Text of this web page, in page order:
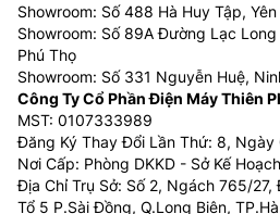
Tivi Samsung 32 inch
Tivi Samsung 32 inch
có diện tích nhỏ, dễ dàng di
vị trí trong căn phòng. Tivi
4 triệu đến hơn 10 triệu đồng.
Tivi Samsung 43 inch
Showroom: Số 488 Hà Huy Tập,
Showroom: Số 89A Đường Lạc
Phú Thọ
Showroom: Số 331 Nguyễn Huệ,
Công Ty Cổ Phần Điện Máy Thiên
MST: 0107333989
Đăng Ký Thay Đổi Lần Thứ: 8,
Nơi Cấp: Phòng DKKD - Sở Kế
Địa Chỉ Trụ Sở: Số 2, Ngách 765/
Tổ 5 P.Sài Đồng, Q.Long Biên,